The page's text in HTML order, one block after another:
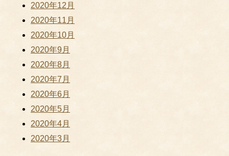
2020年12月
2020年11月
2020年10月
2020年9月
2020年8月
2020年7月
2020年6月
2020年5月
2020年4月
2020年3月